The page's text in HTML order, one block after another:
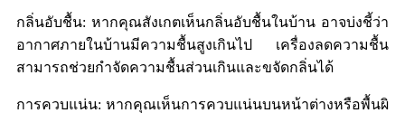
กลิ่นอับชื้น: หากคุณสังเกตเห็นกลิ่นอับชื้นในบ้าน อาจบ่งชี้ว่า
อากาศภายในบ้านมีความชื้นสูงเกินไป เครื่องลดความชื้น
สามารถช่วยกำจัดความชื้นส่วนเกินและขจัดกลิ่นได้
การควบแน่น: หากคุณเห็นการควบแน่นบนหน้าต่างหรือพื้นผิ